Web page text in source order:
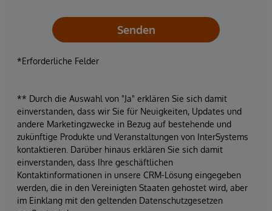
Senden
*Erforderliche Felder
** Durch die Auswahl von "Ja" erklären Sie sich damit
einverstanden, dass wir Sie für Neuigkeiten, Updates und
andere Marketingzwecke in Bezug auf bestehende und
zukünftige Produkte und Veranstaltungen von InterSystems
kontaktieren. Darüber hinaus erklären Sie sich damit
einverstanden, dass Ihre geschäftlichen
Kontaktinformationen in unsere CRM-Lösung eingegeben
werden, die in den Vereinigten Staaten gehostet wird, aber
im Einklang mit den geltenden Datenschutzgesetzen